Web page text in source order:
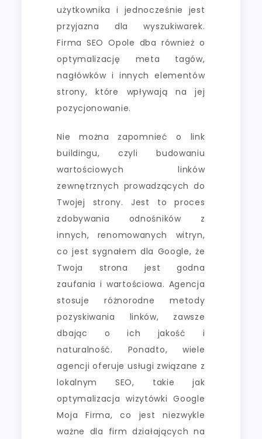
użytkownika i jednocześnie jest
przyjazna dla wyszukiwarek.
Firma SEO Opole dba również o
optymalizację meta tagów,
nagłówków i innych elementów
strony, które wpływają na jej
pozycjonowanie.
Nie można zapomnieć o link
buildingu, czyli budowaniu
wartościowych linków
zewnętrznych prowadzących do
Twojej strony. Jest to proces
zdobywania odnośników z
innych, renomowanych witryn,
co jest sygnałem dla Google, że
Twoja strona jest godna
zaufania i wartościowa. Agencja
stosuje różnorodne metody
pozyskiwania linków, zawsze
dbając o ich jakość i
naturalność. Ponadto, wiele
agencji oferuje usługi związane z
lokalnym SEO, takie jak
optymalizacja wizytówki Google
Moja Firma, co jest niezwykle
ważne dla firm działających na